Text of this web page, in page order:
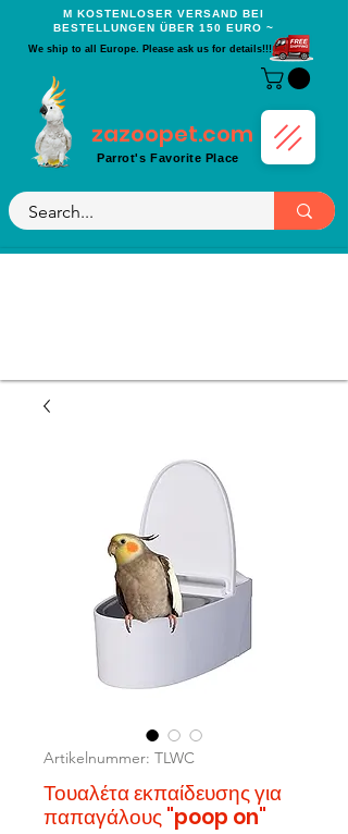
Μ KOSTENLOSER VERSAND BEI
BESTELLUNGEN ÜBER 150 EURO ~
We ship to all Europe. Please ask us for details!!!
zazoopet.com
Parrot's Favorite Place
Artikelnummer: TLWC
Τουαλέτα εκπαίδευσης για
παπαγάλους "poop on"